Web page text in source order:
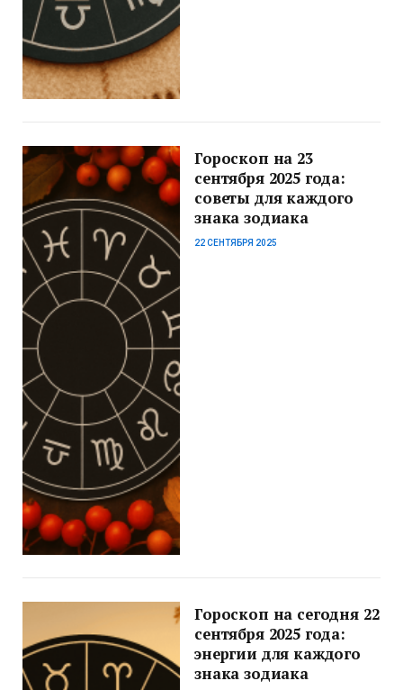
Гороскоп на 23
сентября 2025 года:
советы для каждого
знака зодиака
22 СЕНТЯБРЯ 2025
Гороскоп на сегодня 22
сентября 2025 года:
энергии для каждого
знака зодиака